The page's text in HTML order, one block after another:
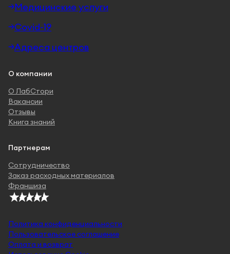
Медицинские услуги
Covid-19
Адреса центров
О компании
О ЛабСтори
Вакансии
Отзывы
Книга знаний
Партнерам
Сотрудничество
Заказ расходных материалов
Франшиза
Политика конфиденциальности
Пользовательское соглашение
Оплата и возврат